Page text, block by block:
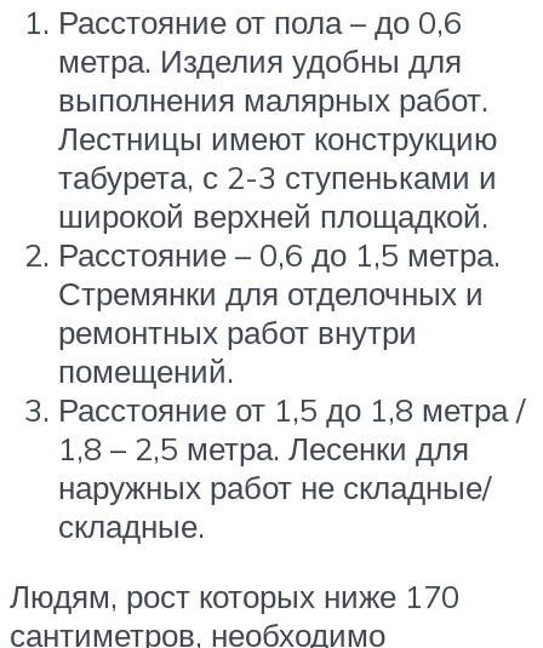
Расстояние от пола – до 0,6
метра. Изделия удобны для
выполнения малярных работ.
Лестницы имеют конструкцию
табурета, с 2-3 ступеньками и
широкой верхней площадкой.
Расстояние – 0,6 до 1,5 метра.
Стремянки для отделочных и
ремонтных работ внутри
помещений.
Расстояние от 1,5 до 1,8 метра /
1,8 – 2,5 метра. Лесенки для
наружных работ не складные/
складные.
Людям, рост которых ниже 170
сантиметров, необходимо